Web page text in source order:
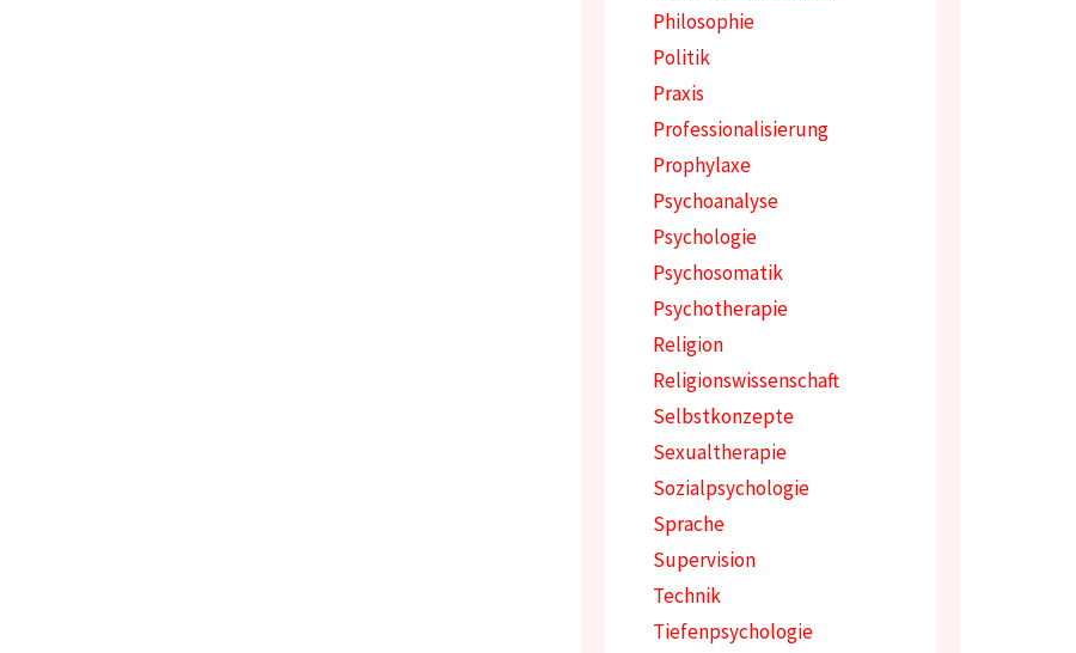
Philosophie
Politik
Praxis
Professionalisierung
Prophylaxe
Psychoanalyse
Psychologie
Psychosomatik
Psychotherapie
Religion
Religionswissenschaft
Selbstkonzepte
Sexualtherapie
Sozialpsychologie
Sprache
Supervision
Technik
Tiefenpsychologie